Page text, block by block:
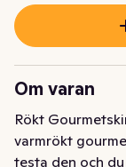
Om varan
Rökt
varmrökt
testa den och